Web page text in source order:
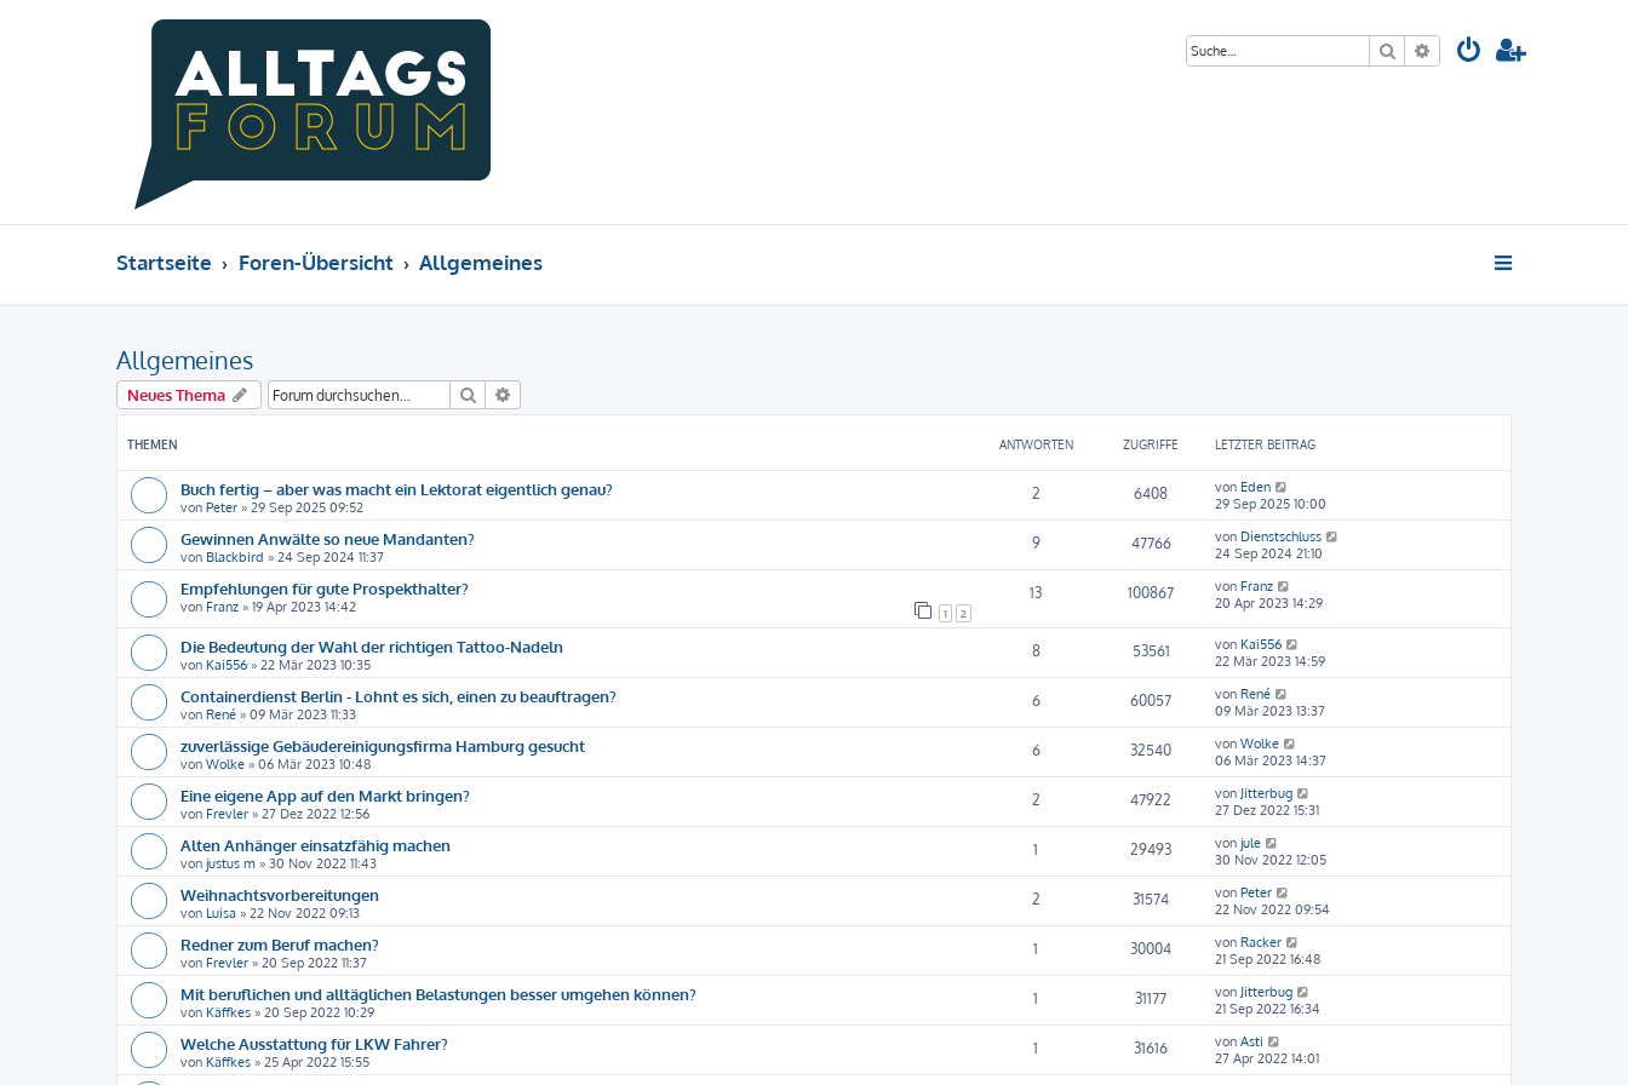
Suche Erweiterte Suche
Startseite Foren-Übersicht Allgemeines
Allgemeines
Neues Thema Suche
THEMEN ANTWORTEN ZUGRIFFE LETZTER BEITRAG
Buch fertig – aber was macht ein Lektorat eigentlich genau?
von Peter » 29 Sep 2025 09:52
2 6408 von Eden
29 Sep 2025 10:00
Gewinnen Anwälte so neue Mandanten?
von Blackbird » 24 Sep 2024 11:37
9 47766 von Dienstschluss
24 Sep 2024 21:10
Empfehlungen für gute Prospekthalter?
von Franz » 19 Apr 2023 14:42 1 2
13 100867 von Franz
20 Apr 2023 14:29
Die Bedeutung der Wahl der richtigen Tattoo-Nadeln
von Kai556 » 22 Mär 2023 10:35
8 53561 von Kai556
22 Mär 2023 14:59
Containerdienst Berlin - Lohnt es sich, einen zu beauftragen?
von René » 09 Mär 2023 11:33
6 60057 von René
09 Mär 2023 13:37
zuverlässige Gebäudereinigungsfirma Hamburg gesucht
von Wolke » 06 Mär 2023 10:48
6 32540 von Wolke
06 Mär 2023 14:37
Eine eigene App auf den Markt bringen?
von Frevler » 27 Dez 2022 12:56
2 47922 von Jitterbug
27 Dez 2022 15:31
Alten Anhänger einsatzfähig machen
von justus m » 30 Nov 2022 11:43
1 29493 von jule
30 Nov 2022 12:05
Weihnachtsvorbereitungen
von Luisa » 22 Nov 2022 09:13
2 31574 von Peter
22 Nov 2022 09:54
Redner zum Beruf machen?
von Frevler » 20 Sep 2022 11:37
1 30004 von Racker
21 Sep 2022 16:48
Mit beruflichen und alltäglichen Belastungen besser umgehen können?
von Käffkes » 20 Sep 2022 10:29
1 31177 von Jitterbug
21 Sep 2022 16:34
Welche Ausstattung für LKW Fahrer?
von Käffkes » 25 Apr 2022 15:55
1 31616 von Asti
27 Apr 2022 14:01